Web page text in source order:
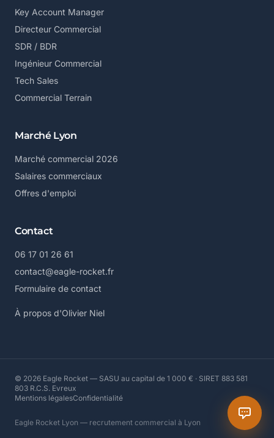
Key Account Manager
Directeur Commercial
SDR / BDR
Ingénieur Commercial
Tech Sales
Commercial Terrain
Marché Lyon
Marché commercial 2026
Salaires commerciaux
Offres d'emploi
Contact
06 17 01 26 61
contact@eagle-rocket.fr
Formulaire de contact
À propos d'Olivier Niel
© 2026 Eagle Rocket — SASU au capital de 1 000 € · SIRET 883 581
803 R.C.S. Evreux
Mentions légalesConfidentialité
Eagle Rocket Lyon — recrutement commercial à Lyon